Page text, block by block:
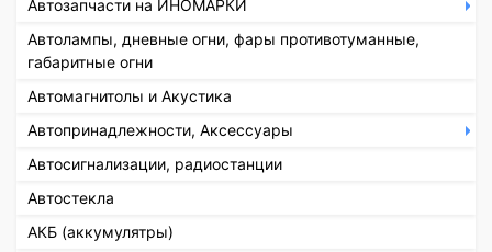
Автозапчасти на ИНОМАРКИ
Автолампы, дневные огни, фары противотуманные,
габаритные огни
Автомагнитолы и Акустика
Автопринадлежности, Аксессуары
Автосигнализации, радиостанции
Автостекла
АКБ (аккумулятры)